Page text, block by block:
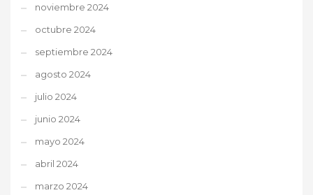
noviembre 2024
octubre 2024
septiembre 2024
agosto 2024
julio 2024
junio 2024
mayo 2024
abril 2024
marzo 2024